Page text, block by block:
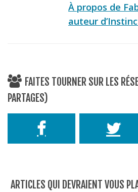
À propos de
auteur
FAITES TOURNER SUR LES
PARTAGES)
ARTICLES QUI DEVRAIENT VOUS